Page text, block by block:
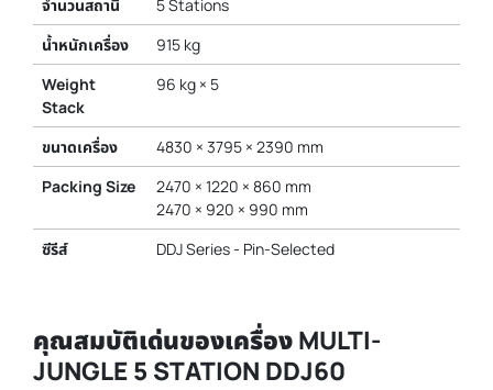
จำนวนสถานี
5 Stations
น้ำหนักเครื่อง
915 kg
Weight
Stack
96 kg × 5
ขนาดเครื่อง
4830 × 3795 × 2390 mm
Packing Size
2470 × 1220 × 860 mm
2470 × 920 × 990 mm
ซีรีส์
DDJ Series - Pin-Selected
คุณสมบัติเด่นของเครื่อง MULTI-
JUNGLE 5 STATION DDJ60